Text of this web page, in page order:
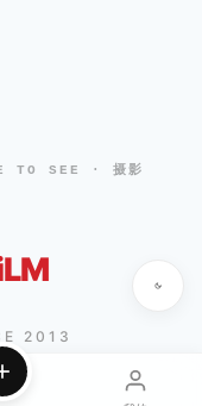
TO SEE · 摄影
2013